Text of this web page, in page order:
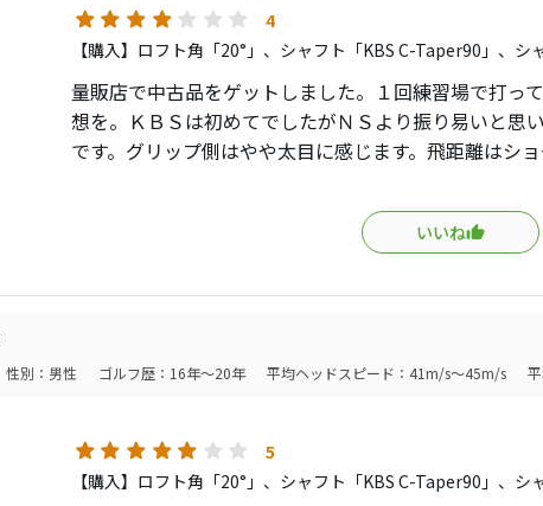
4
【購入】ロフト角「20°」、シャフト「KBS C-Taper90」、シ
量販店で中古品をゲットしました。１回練習場で打っ
想を。ＫＢＳは初めてでしたがＮＳより振り易いと思
です。グリップ側はやや太目に感じます。飛距離はシ
ルアイアンは２クラブ程飛距離が伸びました。弾道は
た。打感ですがこれもうれしい誤算ですが思っていた
イアンの進化を感じます。打音は私には許容範囲で普
いいね
性別：男性 ゴルフ歴：16年～20年 平均ヘッドスピード：41m/s～45m/s
5
【購入】ロフト角「20°」、シャフト「KBS C-Taper90」、シ